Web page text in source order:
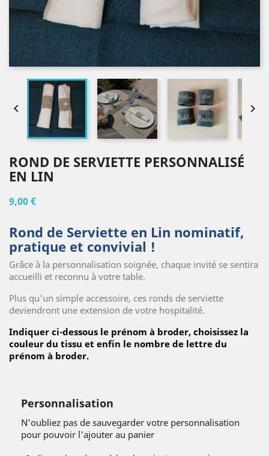
 
ROND DE SERVIETTE PERSONNALISÉ
EN LIN
9,00 €
Rond de Serviette en Lin nominatif,
pratique et convivial !
Grâce à la personnalisation soignée, chaque invité se sentira
accueilli et reconnu à votre table.
Plus qu'un simple accessoire, ces ronds de serviette
deviendront une extension de votre hospitalité.
Indiquer ci-dessous le prénom à broder, choisissez la
couleur du tissu et enfin le nombre de lettre du
prénom à broder.
Personnalisation
N'oubliez pas de sauvegarder votre personnalisation
pour pouvoir l'ajouter au panier